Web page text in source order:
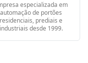
especializada em
automação de portões
residenciais, prediais e
industriais desde 1999.